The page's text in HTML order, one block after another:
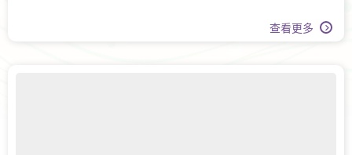
查看更多